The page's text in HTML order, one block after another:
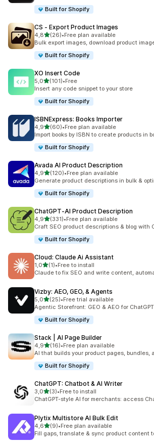
Built for Shopify
CS ‑ Export Product Images
4,85 yıldız üzerinden
(26)
toplam 26 değerlendirme
•Free plan available
Bulk export images, download product
Built for Shopify
XO Insert Code
5,05 yıldız üzerinden
(101)
toplam 101 değerlendirme
•Free
Insert any code snippet to your store
Built for Shopify
ISBNExpress: Books Importer
4,95 yıldız üzerinden
(60)
toplam 60 değerlendirme
•Free plan available
Import books by ISBN to create products in
Built for Shopify
Avada AI Product Description
4,95 yıldız üzerinden
(120)
toplam 120 değerlendirme
•Free plan available
Generate product descriptions in bulk &
Built for Shopify
ChatGPT‑AI Product Description
4,95 yıldız üzerinden
(331)
toplam 331 değerlendirme
•Free plan available
Craft SEO product descriptions & blog with
Built for Shopify
Cloud: Claude Ai Assistant
1,05 yıldız üzerinden
(1)
toplam 1 değerlendirme
•Free to install
Claude to fix SEO and write content,
Vizby: AEO, GEO, & Agents
5,05 yıldız üzerinden
(25)
toplam 25 değerlendirme
•Free trial available
Agentic Storefront: GEO & AEO for
Built for Shopify
Stack | AI Page Builder
4,95 yıldız üzerinden
(16)
toplam 16 değerlendirme
•Free plan available
AI that builds your product pages, bundles,
Built for Shopify
ChatGPT: Chatbot & AI Writer
3,05 yıldız üzerinden
(3)
toplam 3 değerlendirme
•Free to install
ChatGPT-style AI for merchants: access
Plytix Multistore AI Bulk Edit
4,65 yıldız üzerinden
(9)
toplam 9 değerlendirme
•Free plan available
Fill gaps, translate & sync product content